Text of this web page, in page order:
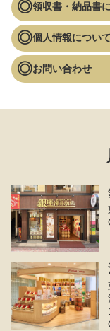
領収書・納品書
個人情報について
お問い合わせ